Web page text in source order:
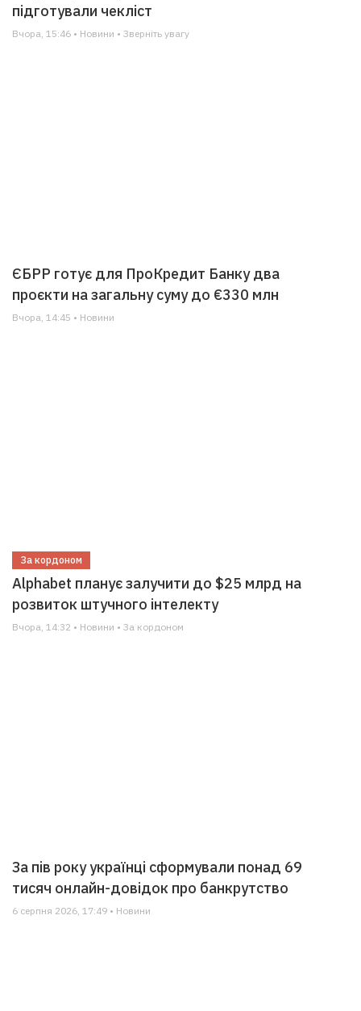
підготували чекліст
Вчора, 15:46 • Новини • Зверніть увагу
ЄБРР готує для ПроКредит Банку два
проєкти на загальну суму до €330 млн
Вчора, 14:45 • Новини
За кордоном
Alphabet планує залучити до $25 млрд на
розвиток штучного інтелекту
Вчора, 14:32 • Новини • За кордоном
За пів року українці сформували понад 69
тисяч онлайн-довідок про банкрутство
6 серпня 2026, 17:49 • Новини